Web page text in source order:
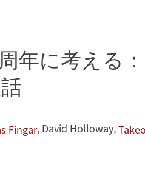
年に考える
Fingar, David Holloway,